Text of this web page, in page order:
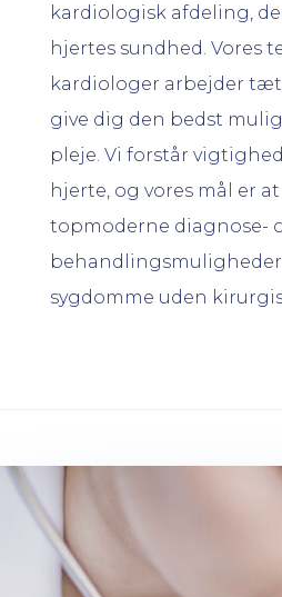
kardiologisk afdeling,
hjertes sundhed. Vores
kardiologer arbejder
give dig den bedst
pleje. Vi forstår
hjerte, og vores mål er
topmoderne diagnose-
sygdomme uden